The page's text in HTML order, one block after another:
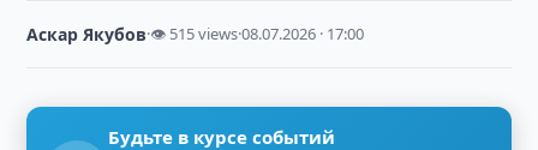
Аскар Якубов·👁 515 views·08.07.2026 · 17:00
Будьте в курсе событий